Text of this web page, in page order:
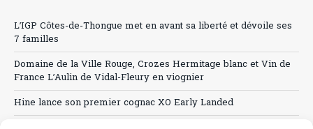
L’IGP Côtes-de-Thongue met en avant sa liberté et dévoile ses
7 familles
Domaine de la Ville Rouge, Crozes Hermitage blanc et Vin de
France L’Aulin de Vidal-Fleury en viognier
Hine lance son premier cognac XO Early Landed